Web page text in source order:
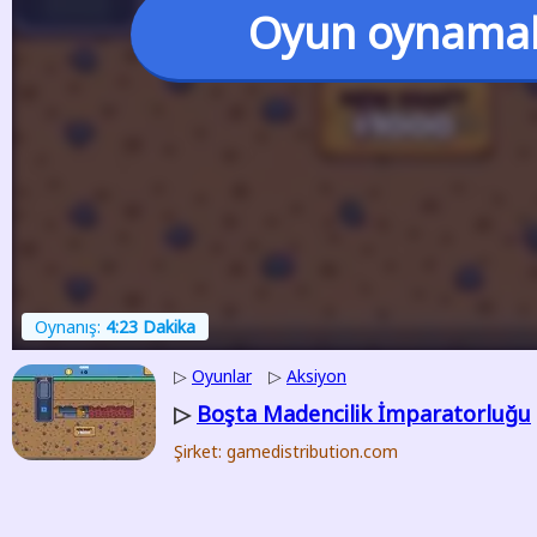
Oyun
Oynanış: 4:23 Dakika
▷ Oyunlar ▷ Aksiyon
▷ Boşta Madencilik İmparatorluğu
Şirket: gamedistribution.com